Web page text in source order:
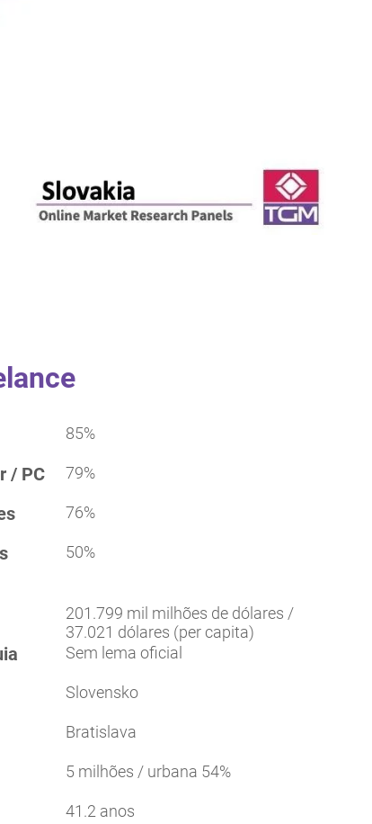
85%
/ PC 79%
76%
50%
201.799 mil milhões de dólares /
37.021 dólares (per capita)
Sem lema oficial
Slovensko
Bratislava
5 milhões / urbana 54%
41.2 anos